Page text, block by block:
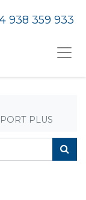
938 359 933
PLUS